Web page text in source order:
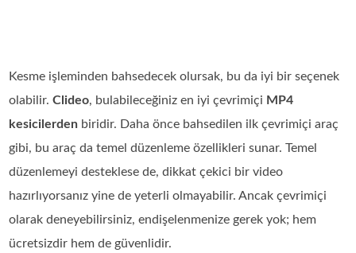
Kesme işleminden bahsedecek olursak, bu da iyi bir seçenek
olabilir.Clideo, bulabileceğiniz en iyi çevrimiçi MP4
kesicilerden biridir. Daha önce bahsedilen ilk çevrimiçi araç
gibi, bu araç da temel düzenleme özellikleri sunar. Temel
düzenlemeyi desteklese de, dikkat çekici bir video
hazırlıyorsanız yine de yeterli olmayabilir. Ancak çevrimiçi
olarak deneyebilirsiniz, endişelenmenize gerek yok; hem
ücretsizdir hem de güvenlidir.